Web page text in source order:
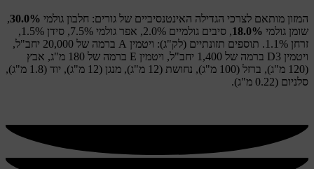
המזון מותאם לצרכי הגדילה האינטנסיביים של גורים: חלבון גולמי 30.0%
,
שומן גולמי 18.0%
, סיבים גולמיים 2.0%, אפר גולמי 7.5%, סידן 1.5%,
זרחן 1.1%. תוספים תזונתיים (לק"ג): ויטמין A ברמה של 20,000 יחב"ל,
ויטמין D3 ברמה של 1,400 יחב"ל, ויטמין E ברמה של 180 מ"ג, אבץ
(120 מ"ג), ברזל (100 מ"ג), נחושת (12 מ"ג), מנגן (12 מ"ג), יוד (1.8 מ"ג),
סלניום (0.22 מ"ג).